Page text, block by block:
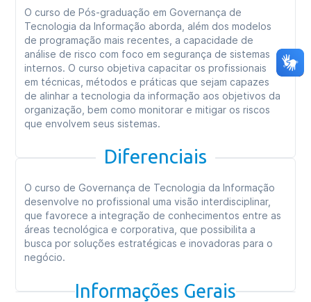
O curso de Pós-graduação em Governança de
Tecnologia da Informação aborda, além dos modelos
de programação mais recentes, a capacidade de
análise de risco com foco em segurança de sistemas
internos. O curso objetiva capacitar os profissionais
em técnicas, métodos e práticas que sejam capazes
de alinhar a tecnologia da informação aos objetivos da
organização, bem como monitorar e mitigar os riscos
que envolvem seus sistemas.
Diferenciais
O curso de Governança de Tecnologia da Informação
desenvolve no profissional uma visão interdisciplinar,
que favorece a integração de conhecimentos entre as
áreas tecnológica e corporativa, que possibilita a
busca por soluções estratégicas e inovadoras para o
negócio.
Informações Gerais